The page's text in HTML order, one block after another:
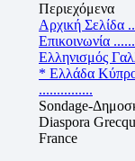
Περιεχόμενα
Αρχική Σελίδα
Επικοινωνία
Ελληνισμός
* Ελλάδα
...............
Sondage-
Diaspora
France